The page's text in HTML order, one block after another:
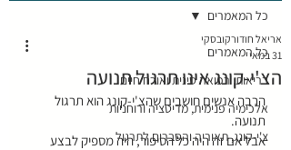
כל המאמרים
בריאות, רפואה סינית ואורח חיים
אלכימיה פנימית, מדיטציה ורוחניות
צ'י-קונג, תאוריה והסברים לתרגול
כל המאמרים
הצ'י-קונג אינו תרגול תנועה
אריאל חודורקובסקי
31 במאי
הרבה אנשים חושבים שהצ'י-קונג הוא תרגול
תנועה.
אבל אם זה היה כל הסיפור, היה מספיק לבצע